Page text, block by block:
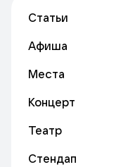
Статьи
Афиша
Места
Концерт
Театр
Стендап